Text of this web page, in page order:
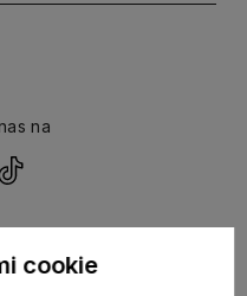
na
cookie